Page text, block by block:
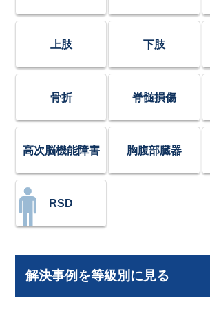
上肢 下肢
骨折 脊髄損傷
高次脳機能障害 胸腹部臓器
RSD
解決事例を等級別に見る